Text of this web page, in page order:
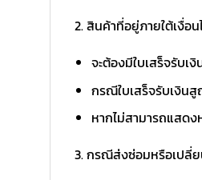
2. สินค้าที่อยู่ภายใต้เงื่อ
จะต้องมีใบเสร็จรับเ
กรณีใบเสร็จรับเงิน
หากไม่สามารถแสด
3. กรณีส่งซ่อมหรือเปลี่